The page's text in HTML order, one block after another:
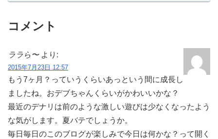
コメント
ララら〜 より:
2015年7月23日 12:57
もう7ヶ月？っていうくらいあっという間に成長し
ましたね。おデブちゃんくらいがかわいいかな？
最近のデナリは前のような激しい遊びは少なくなったよう
な気がします。夏バテでしょうか。
毎日毎日のこのブログが楽しみで今日は何かな？って開く